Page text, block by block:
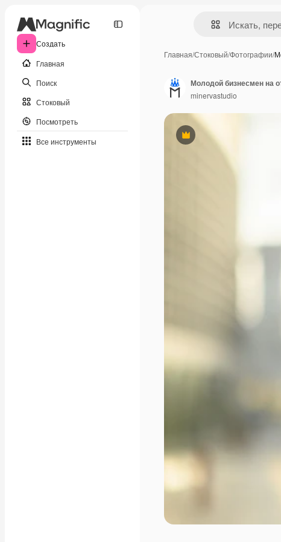
Создать
Главная
Поиск
Стоковый
Посмотреть
Все инструменты
Главная/Стоковый/Фотографии/
Премиум
Молодой бизнесмен на
minervastudio